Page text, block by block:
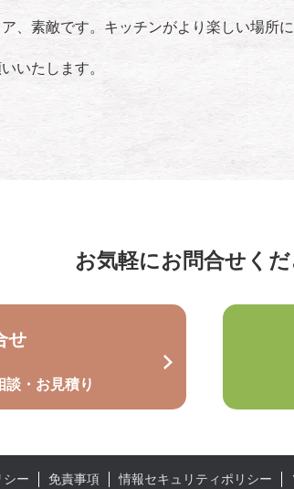
、素敵です。キッチンがより楽しい場所に
いたします。
お気軽にお問合せく
せ
談・お見積り
シー 免責事項 情報セキュリティポリシー